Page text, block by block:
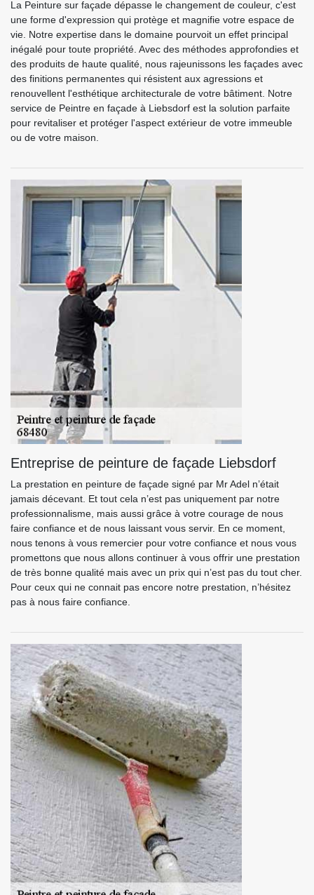
La Peinture sur façade dépasse le changement de couleur, c'est
une forme d'expression qui protège et magnifie votre espace de
vie. Notre expertise dans le domaine pourvoit un effet principal
inégalé pour toute propriété. Avec des méthodes approfondies et
des produits de haute qualité, nous rajeunissons les façades avec
des finitions permanentes qui résistent aux agressions et
renouvellent l'esthétique architecturale de votre bâtiment. Notre
service de Peintre en façade à Liebsdorf est la solution parfaite
pour revitaliser et protéger l'aspect extérieur de votre immeuble
ou de votre maison.
Entreprise de peinture de façade Liebsdorf
La prestation en peinture de façade signé par Mr Adel n’était
jamais décevant. Et tout cela n’est pas uniquement par notre
professionnalisme, mais aussi grâce à votre courage de nous
faire confiance et de nous laissant vous servir. En ce moment,
nous tenons à vous remercier pour votre confiance et nous vous
promettons que nous allons continuer à vous offrir une prestation
de très bonne qualité mais avec un prix qui n’est pas du tout cher.
Pour ceux qui ne connait pas encore notre prestation, n’hésitez
pas à nous faire confiance.